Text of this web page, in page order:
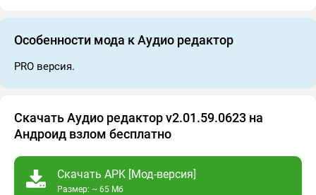
Особенности мода к Аудио редактор
PRO версия.
Скачать Аудио редактор v2.01.59.0623 на
Андроид взлом бесплатно
Скачать APK [Мод-версия]
Размер: ~ 65 Мб